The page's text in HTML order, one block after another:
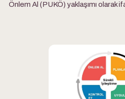
Önlem Al (PUKÖ) yaklaşımı olarak